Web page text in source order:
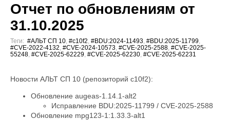
Отчет по обновлениям от
31.10.2025
Теги: #АЛЬТ СП 10 #c10f2 #BDU:2024-11493 #BDU:2025-11799
#CVE-2022-4132 #CVE-2024-10573 #CVE-2025-2588 #CVE-2025-
55248 #CVE-2025-62229 #CVE-2025-62230 #CVE-2025-62231
Новости АЛЬТ СП 10 (репозиторий c10f2):
Обновление augeas-1.14.1-alt2
Исправление BDU:2025-11799 / CVE-2025-2588
Обновление mpg123-1:1.33.3-alt1